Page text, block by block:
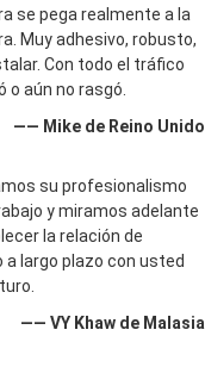
se pega realmente a la
Muy adhesivo, robusto,
Con todo el tráfico
o aún no rasgó.
—— Mike de Reino Unido
su profesionalismo
y miramos adelante
la relación de
a largo plazo con usted
—— VY Khaw de Malasia